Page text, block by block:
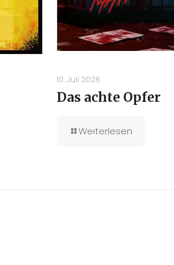
10. Juli 2026
Das achte Opfer
Weiterlesen